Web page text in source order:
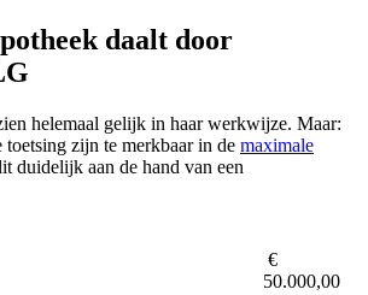
daalt door
helemaal gelijk in haar werkwijze. Maar:
toetsing zijn te merkbaar in de maximale
duidelijk aan de hand van een
€
50.000,00